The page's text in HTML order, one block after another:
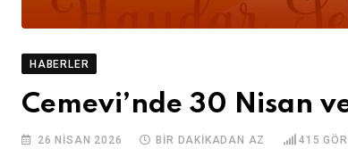
HABERLER
Cemevi’nde 30 Nisan
26 NISAN 2026 BIR DAKIKADAN AZ 415